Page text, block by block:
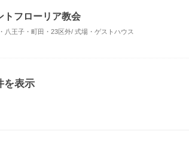
トフローリア教会
八王子・町田・23区外/ 式場・ゲストハウス
表示